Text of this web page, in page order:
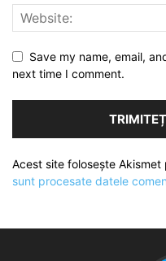
Save my name, email,
next time I comment.
Acest site folosește
sunt procesate datele